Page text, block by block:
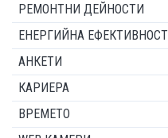
РЕМОНТНИ ДЕЙНОСТИ
ЕНЕРГИЙНА ЕФЕКТИВНОСТ
АНКЕТИ
КАРИЕРА
ВРЕМЕТО